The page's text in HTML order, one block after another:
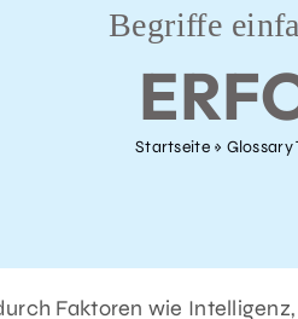
Begriffe
Startseite» Glossary
Faktoren wie